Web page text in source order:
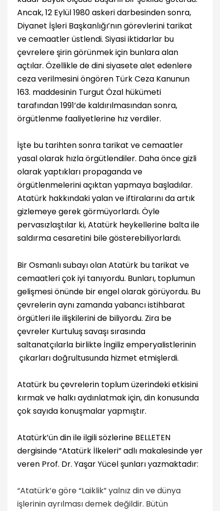
Ancak, 12 Eylül 1980 askeri darbesinden sonra,
Diyanet İşleri Başkanlığı’nın görevlerini tarikat
ve cemaatler üstlendi. Siyasi iktidarlar bu
çevrelere şirin görünmek için bunlara alan
açtılar. Özellikle de dini siyasete alet edenlere
ceza verilmesini öngören Türk Ceza Kanunun
163. maddesinin Turgut Özal hükümeti
tarafından 1991’de kaldırılmasından sonra,
örgütlenme faaliyetlerine hız verdiler.
İşte bu tarihten sonra tarikat ve cemaatler
yasal olarak hızla örgütlendiler. Daha önce gizli
olarak yaptıkları propaganda ve
örgütlenmelerini açıktan yapmaya başladılar.
Atatürk hakkındaki yalan ve iftiralarını da artık
gizlemeye gerek görmüyorlardı. Öyle
pervasızlaştılar ki, Atatürk heykellerine balta ile
saldırma cesaretini bile gösterebiliyorlardı.
Bir Osmanlı subayı olan Atatürk bu tarikat ve
cemaatleri çok iyi tanıyordu. Bunları, toplumun
gelişmesi önünde bir engel olarak görüyordu. Bu
çevrelerin aynı zamanda yabancı istihbarat
örgütleri ile ilişkilerini de biliyordu. Zira be
çevreler Kurtuluş savaşı sırasında
saltanatçılarla birlikte İngiliz emperyalistlerinin
çıkarları doğrultusunda hizmet etmişlerdi.
Atatürk bu çevrelerin toplum üzerindeki etkisini
kırmak ve halkı aydınlatmak için, din konusunda
çok sayıda konuşmalar yapmıştır.
Atatürk’ün din ile ilgili sözlerine BELLETEN
dergisinde “Atatürk İlkeleri” adlı makalesinde yer
veren Prof. Dr. Yaşar Yücel şunları yazmaktadır:
“Atatürk’e göre “Laiklik” yalnız din ve dünya
işlerinin ayrılması demek değildir. Bütün